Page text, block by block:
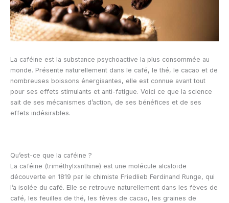
La caféine est la substance psychoactive la plus consommée au
monde. Présente naturellement dans le café, le thé, le cacao et de
nombreuses boissons énergisantes, elle est connue avant tout
pour ses effets stimulants et anti-fatigue. Voici ce que la science
sait de ses mécanismes d’action, de ses bénéfices et de ses
effets indésirables.
Qu’est-ce que la caféine ?
La caféine (triméthylxanthine) est une molécule alcaloïde
découverte en 1819 par le chimiste Friedlieb Ferdinand Runge, qui
l’a isolée du café. Elle se retrouve naturellement dans les fèves de
café, les feuilles de thé, les fèves de cacao, les graines de